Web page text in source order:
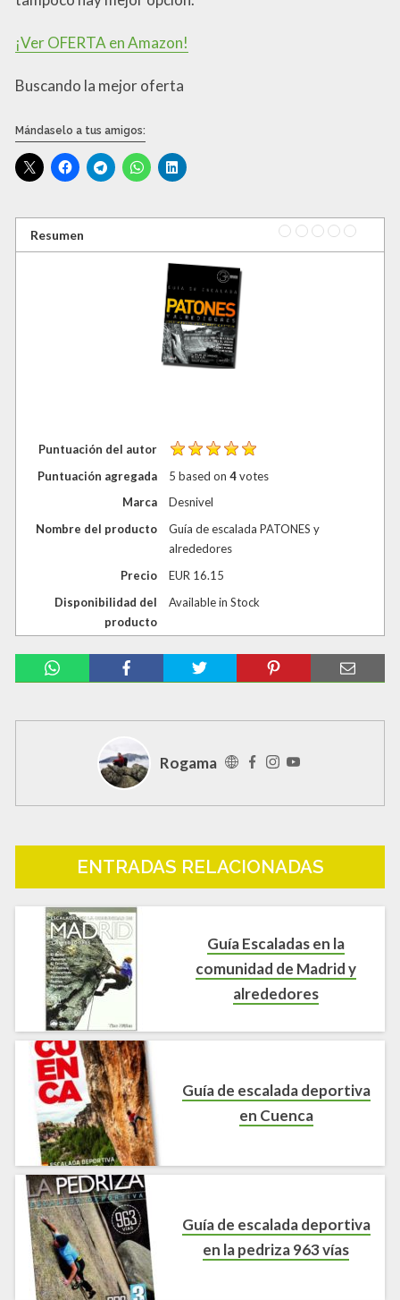
¡Ver OFERTA en Amazon!
Buscando la mejor oferta
Mándaselo a tus amigos:
Resumen Rating
1 star2 stars
3 stars4 stars
Puntuación del autor
Puntuación agregada
5 based on4votes
Marca
Desnivel
Nombre del producto
Guía de escalada PATONES y
alrededores
Precio
EUR 16.15
Disponibilidad del
producto
Available in Stock
Rogama
ENTRADAS RELACIONADAS
Guía Escaladas en la
comunidad de Madrid y
alrededores
Guía de escalada deportiva
en Cuenca
Guía de escalada deportiva
en la pedriza 963 vías